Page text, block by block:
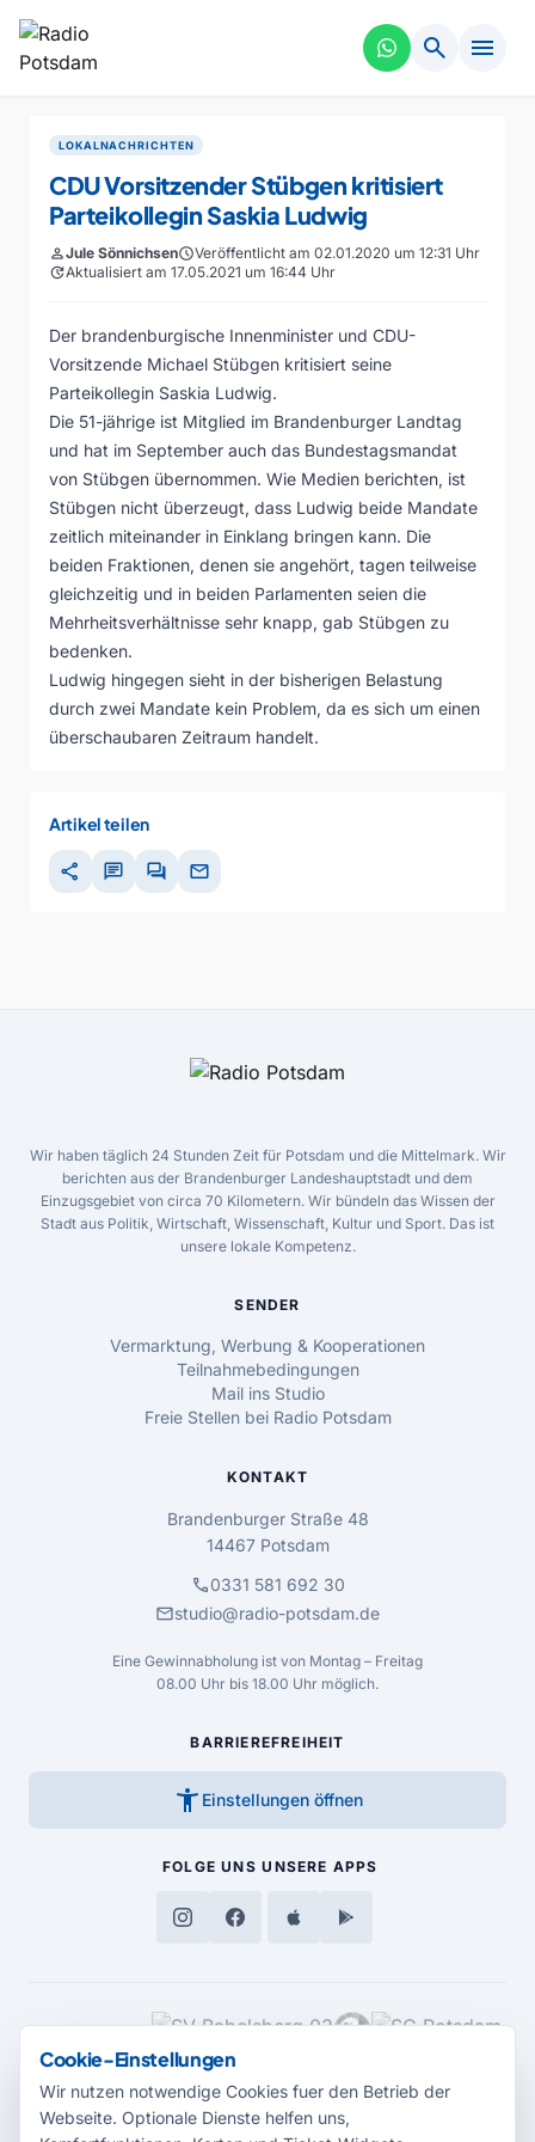
search menu
LOKALNACHRICHTEN
CDU Vorsitzender Stübgen kritisiert
Parteikollegin Saskia Ludwig
personJule SönnichsenscheduleVeröffentlicht am 02.01.2020 um 12:31 Uhr
updateAktualisiert am 17.05.2021 um 16:44 Uhr
Der brandenburgische Innenminister und CDU-
Vorsitzende Michael Stübgen kritisiert seine
Parteikollegin Saskia Ludwig.
Die 51-jährige ist Mitglied im Brandenburger Landtag
und hat im September auch das Bundestagsmandat
von Stübgen übernommen. Wie Medien berichten, ist
Stübgen nicht überzeugt, dass Ludwig beide Mandate
zeitlich miteinander in Einklang bringen kann. Die
beiden Fraktionen, denen sie angehört, tagen teilweise
gleichzeitig und in beiden Parlamenten seien die
Mehrheitsverhältnisse sehr knapp, gab Stübgen zu
bedenken.
Ludwig hingegen sieht in der bisherigen Belastung
durch zwei Mandate kein Problem, da es sich um einen
überschaubaren Zeitraum handelt.
Artikel teilen
share chat forum mail
Wir haben täglich 24 Stunden Zeit für Potsdam und die Mittelmark. Wir
berichten aus der Brandenburger Landeshauptstadt und dem
Einzugsgebiet von circa 70 Kilometern. Wir bündeln das Wissen der
Stadt aus Politik, Wirtschaft, Wissenschaft, Kultur und Sport. Das ist
unsere lokale Kompetenz.
SENDER
Vermarktung, Werbung & Kooperationen
Teilnahmebedingungen
Mail ins Studio
Freie Stellen bei Radio Potsdam
KONTAKT
Brandenburger Straße 48
14467 Potsdam
call0331 581 692 30
mailstudio@radio-potsdam.de
Eine Gewinnabholung ist von Montag – Freitag
08.00 Uhr bis 18.00 Uhr möglich.
BARRIEREFREIHEIT
accessibility_new Einstellungen öffnen
FOLGE UNS UNSERE APPS
MEDIENPARTNER
Cookie-Einstellungen
Wir nutzen notwendige Cookies fuer den Betrieb der
Webseite. Optionale Dienste helfen uns,